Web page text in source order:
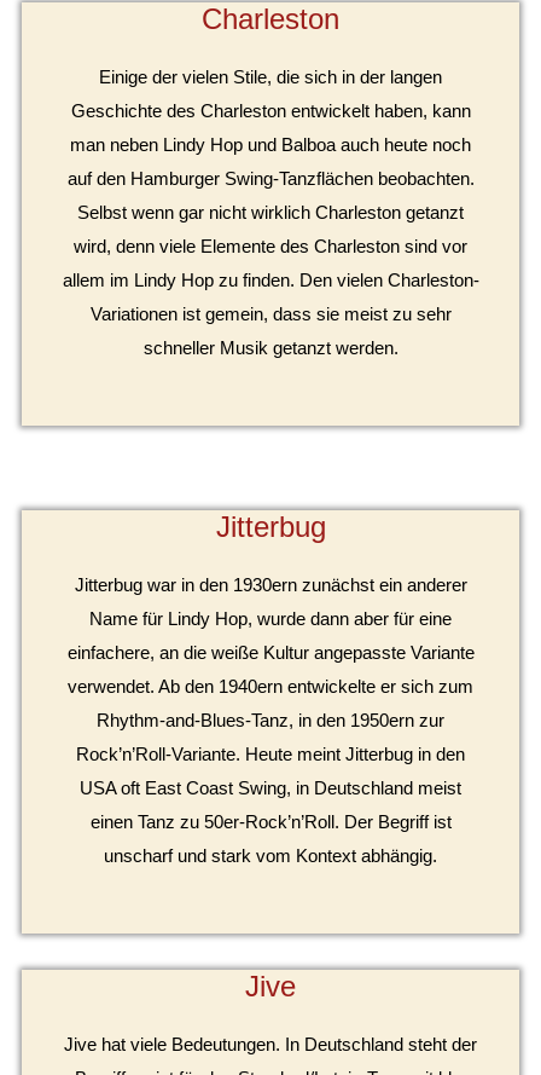
Charleston
Einige der vielen Stile, die sich in der langen
Geschichte des Charleston entwickelt haben, kann
man neben Lindy Hop und Balboa auch heute noch
auf den Hamburger Swing-Tanzflächen beobachten.
Selbst wenn gar nicht wirklich Charleston getanzt
wird, denn viele Elemente des Charleston sind vor
allem im Lindy Hop zu finden. Den vielen Charleston-
Variationen ist gemein, dass sie meist zu sehr
schneller Musik getanzt werden.
Jitterbug
Jitterbug war in den 1930ern zunächst ein anderer
Name für Lindy Hop, wurde dann aber für eine
einfachere, an die weiße Kultur angepasste Variante
verwendet. Ab den 1940ern entwickelte er sich zum
Rhythm-and-Blues-Tanz, in den 1950ern zur
Rock’n’Roll-Variante. Heute meint Jitterbug in den
USA oft East Coast Swing, in Deutschland meist
einen Tanz zu 50er-Rock’n’Roll. Der Begriff ist
unscharf und stark vom Kontext abhängig.
Jive
Jive hat viele Bedeutungen. In Deutschland steht der